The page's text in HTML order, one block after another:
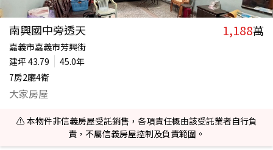
南興國中旁透天 1,188萬
嘉義市嘉義市芳興街
建坪 43.79
45.0年
7房2廳4衛
大家房屋
⚠️ 本物件非信義房屋受託銷售，各項責任概由該受託業者自行負
責，不屬信義房屋控制及負責範圍。